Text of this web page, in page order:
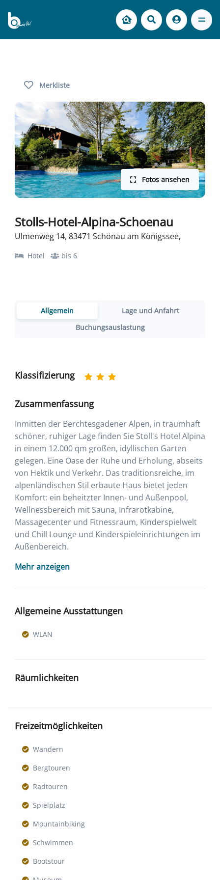
Merkliste
Fotos ansehen
Stolls-Hotel-Alpina-Schoenau
Ulmenweg 14, 83471 Schönau am Königssee,
Hotel bis 6
Allgemein
Lage und Anfahrt
Buchungsauslastung
Klassifizierung
Zusammenfassung
Inmitten der Berchtesgadener Alpen, in traumhaft
schöner, ruhiger Lage finden Sie Stoll's Hotel Alpina
in einem 12.000 qm großen, idyllischen Garten
gelegen. Eine Oase der Ruhe und Erholung, abseits
von Hektik und Verkehr. Das traditionsreiche, im
alpenländischen Stil erbaute Haus bietet jeden
Komfort: ein beheitzter Innen- und Außenpool,
Wellnessbereich mit Sauna, Infrarotkabine,
Massagecenter und Fitnessraum, Kinderspielwelt
und Chill Lounge und Kinderspieleinrichtungen im
Außenbereich.
Mehr anzeigen
Allgemeine Ausstattungen
WLAN
Räumlichkeiten
Freizeitmöglichkeiten
Wandern
Bergtouren
Radtouren
Spielplatz
Mountainbiking
Schwimmen
Bootstour